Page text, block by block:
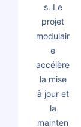
s. Le
projet
modulair
e
accélère
la mise
à jour et
la
mainten